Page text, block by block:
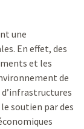
une
En effet, des
et les
de
soutien par des